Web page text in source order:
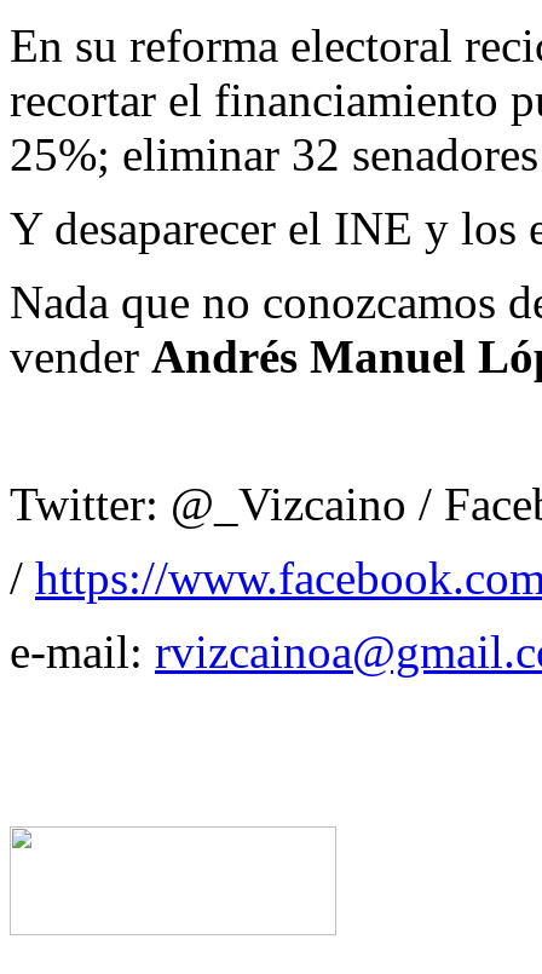
En su reforma electoral
recortar el financiamiento
25%; eliminar 32
Y desaparecer el INE y los
Nada que no conozcamos
vender Andrés Manuel
Twitter: @_Vizcaino /
/ https://
e-mail: